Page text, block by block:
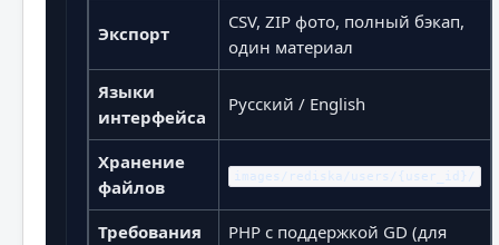
Экспорт
CSV, ZIP фото, полный бэкап,
один материал
Языки
интерфейса
Русский / English
Хранение
файлов
images/rediska/users/{user_id}/
Требования
PHP с поддержкой GD (для